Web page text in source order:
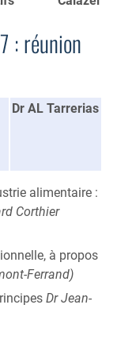
: réunion
Dr AL Tarrerias
alimentaire :
Corthier
à propos
Ferrand)
Dr Jean-